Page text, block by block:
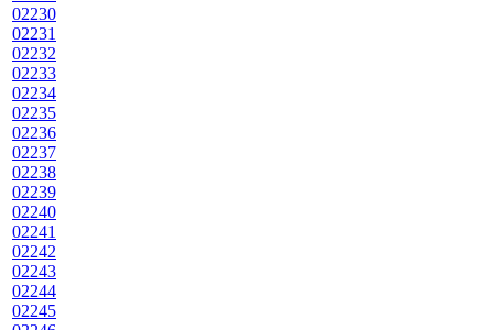
02230
02231
02232
02233
02234
02235
02236
02237
02238
02239
02240
02241
02242
02243
02244
02245